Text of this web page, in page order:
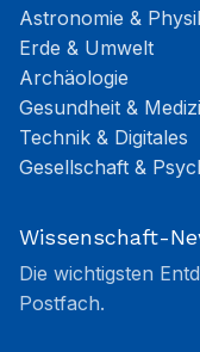
Astronomie &
Erde & Umwelt
Archäologie
Gesundheit &
Technik & Digitales
Gesellschaft &
Wissenschaft-
Die wichtigsten
Postfach.